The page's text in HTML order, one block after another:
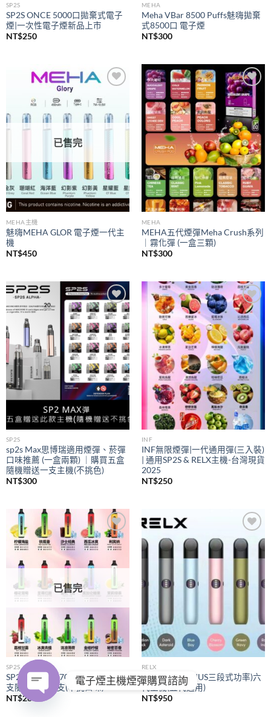
SP2S
SP2S ONCE 5000口拋棄式電子
煙|一次性電子煙新品上市
NT$250
MEHA
Meha VBar 8500 Puffs魅嗨拋棄
式8500口 電子煙
NT$300
wishlist
已售完
MEHA主機
魅嗨MEHA GLOR 電子煙一代主
機
NT$450
Add to
wishlist
MEHA
MEHA五代煙彈Meha Crush系列
｜霧化彈 (一盒三顆)
NT$300
Add to
wishlist
SP2S
sp2s Max思博瑞適用煙彈、菸彈
口味推薦 (一盒兩顆) ｜購買五盒
隨機贈送一支主機(不挑色)
NT$300
Add to
wishlist
INF
INF無限煙彈|一代通用彈(三入裝)
| 通用SP2S & RELX主機-台灣現貨
2025
NT$250
Add to
wishlist
已售完
SP2S
SP2S拋棄式
7000口｜購買五
支隨機贈送一支(不挑口味)
NT$280
Add to
wishlist
RELX
RELX悅刻
(PIUS三段式功率)六
代主機(五代通用)
NT$950
電子煙主機煙彈購買諮詢